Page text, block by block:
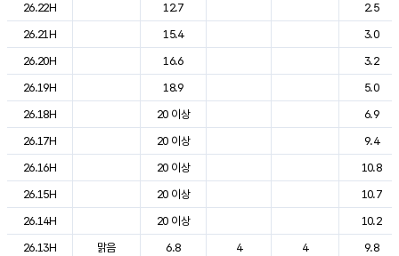
26.22H
12.7
2.5
26.21H
15.4
3.0
26.20H
16.6
3.2
26.19H
18.9
5.0
26.18H
20 이상
6.9
26.17H
20 이상
9.4
26.16H
20 이상
10.8
26.15H
20 이상
10.7
26.14H
20 이상
10.2
26.13H
맑음 6.8 4 4
9.8